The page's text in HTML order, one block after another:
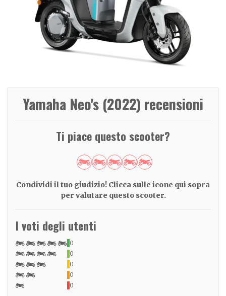
Yamaha Neo's (2022) recensioni
Ti piace questo scooter?
Condividi il tuo giudizio! Clicca sulle icone qui sopra
per valutare questo scooter.
I voti degli utenti
0
0
0
0
0